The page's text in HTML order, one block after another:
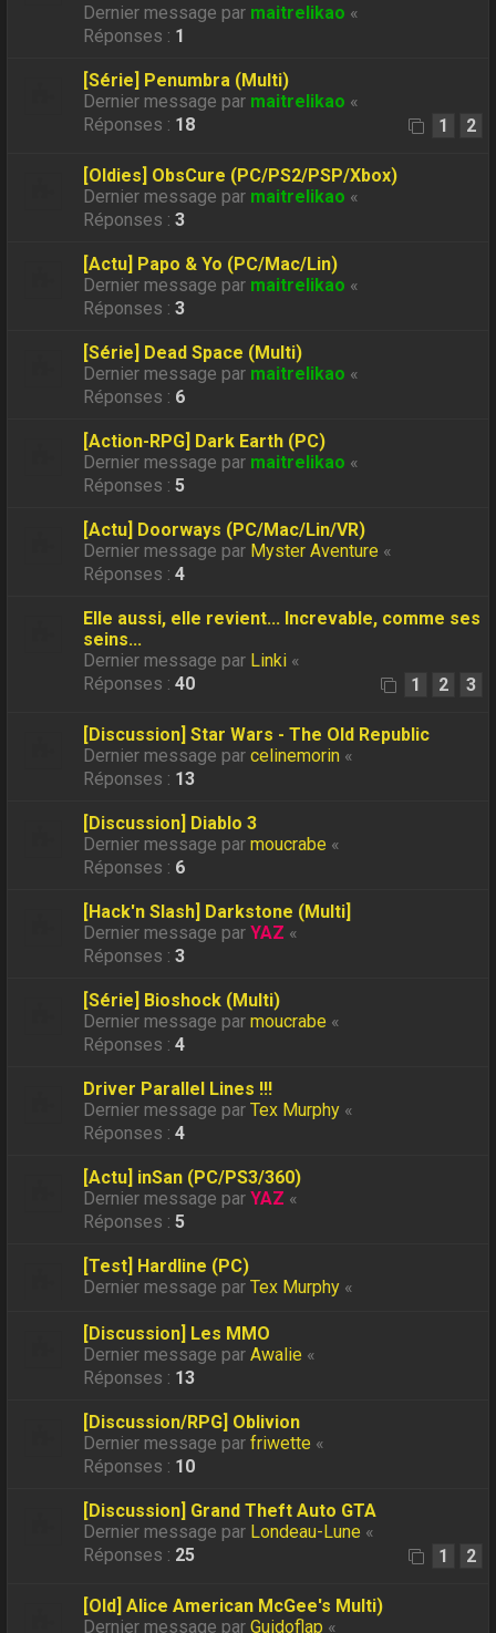
Dernier message par maitrelikao «
Réponses : 1
[Série] Penumbra (Multi)
Dernier message par maitrelikao «
Réponses : 18 1 2
[Oldies] ObsCure (PC/PS2/PSP/Xbox)
Dernier message par maitrelikao «
Réponses :3
[Actu] Papo & Yo (PC/Mac/Lin)
Dernier message par maitrelikao «
Réponses :3
[Série] Dead Space (Multi)
Dernier message par maitrelikao «
Réponses : 6
[Action-RPG] Dark Earth (PC)
Dernier message par maitrelikao «
Réponses :5
[Actu] Doorways (PC/Mac/Lin/VR)
Dernier message par Myster Aventure «
Réponses :4
Elle aussi, elle revient... Increvable, comme ses
seins...
Dernier message par Linki «
Réponses :40 1 2 3
[Discussion] Star Wars - The Old Republic
Dernier message parcelinemorin «
Réponses : 13
[Discussion] Diablo 3
Dernier message parmoucrabe «
Réponses : 6
[Hack'n Slash] Darkstone (Multi]
Dernier message parYAZ «
Réponses :3
[Série] Bioshock (Multi)
Dernier message parmoucrabe «
Réponses :4
Driver Parallel Lines !!!
Dernier message parTex Murphy «
Réponses :4
[Actu] inSan (PC/PS3/360)
Dernier message parYAZ «
Réponses :5
[Test] Hardline (PC)
Dernier message parTex Murphy «
[Discussion] Les MMO
Dernier message parAwalie «
Réponses : 13
[Discussion/RPG] Oblivion
Dernier message parfriwette «
Réponses : 10
[Discussion] Grand Theft Auto GTA
Dernier message par Londeau-Lune «
Réponses : 25 1 2
[Old] Alice American McGee's Multi)
Dernier message parGuidoflap «